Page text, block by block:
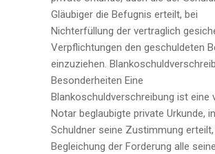
Gläubiger die Befugnis erteilt, bei
Nichterfüllung der vertraglich
Verpflichtungen den geschuldeten
einzuziehen.
Besonderheiten Eine
Blankoschuldverschreibung ist eine
Notar beglaubigte private Urkunde,
Schuldner seine Zustimmung
Begleichung der Forderung alle